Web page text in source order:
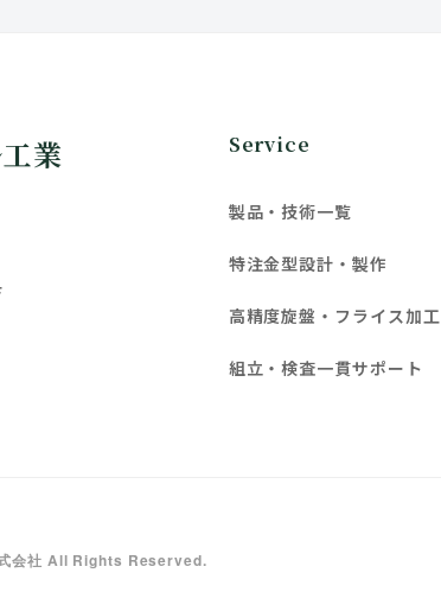
業 Service
製品・技術一覧
特注金型設計・製作
高精度旋盤・フライス加工
組立・検査一貫サポート
会社 All Rights Reserved.